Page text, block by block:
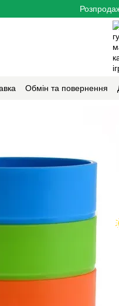
Обмін та повернення